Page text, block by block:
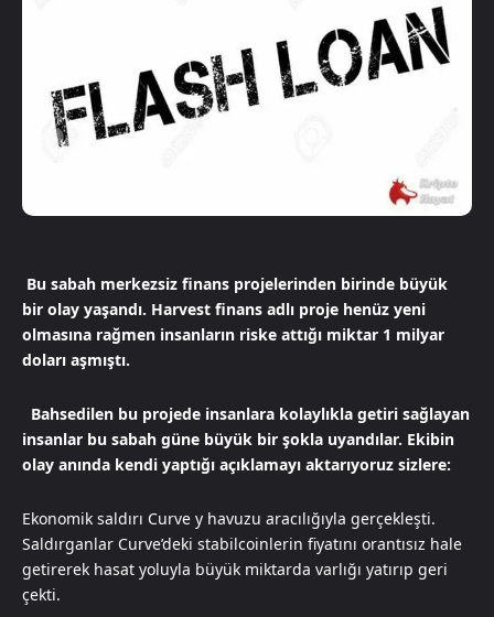
Bu sabah merkezsiz finans projelerinden birinde büyük
bir olay yaşandı. Harvest finans adlı proje henüz yeni
olmasına rağmen insanların riske attığı miktar 1 milyar
doları aşmıştı.
Bahsedilen bu projede insanlara kolaylıkla getiri sağlayan
insanlar bu sabah güne büyük bir şokla uyandılar. Ekibin
olay anında kendi yaptığı açıklamayı aktarıyoruz sizlere:
Ekonomik saldırı Curve y havuzu aracılığıyla gerçekleşti.
Saldırganlar Curve’deki stabilcoinlerin fiyatını orantısız hale
getirerek hasat yoluyla büyük miktarda varlığı yatırıp geri
çekti.